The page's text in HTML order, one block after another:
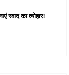
स्वाद का त्योहार!